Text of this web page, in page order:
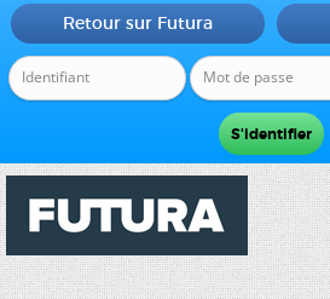
Retour sur Futura